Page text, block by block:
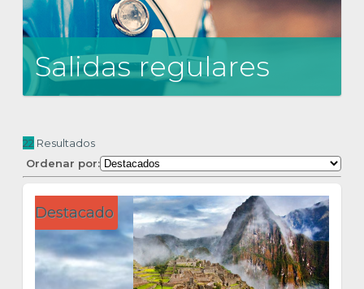
Salidas regulares
22 Resultados
Ordenar por:
Destacado